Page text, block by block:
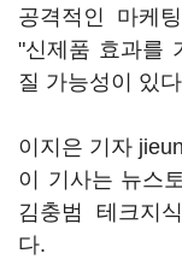
공격적인 마케
"신제품 효과를
질 가능성이 있
이지은 기자
이 기사는 뉴스
김충범 테크지
다.